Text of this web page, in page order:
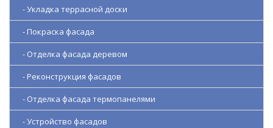
- Укладка террасной доски
- Покраска фасада
- Отделка фасада деревом
- Реконструкция фасадов
- Отделка фасада термопанелями
- Устройство фасадов